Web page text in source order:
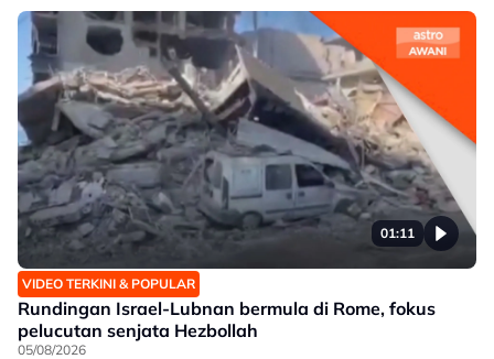
01:11
VIDEO TERKINI & POPULAR
Rundingan Israel-Lubnan bermula di Rome, fokus
pelucutan senjata Hezbollah
05/08/2026